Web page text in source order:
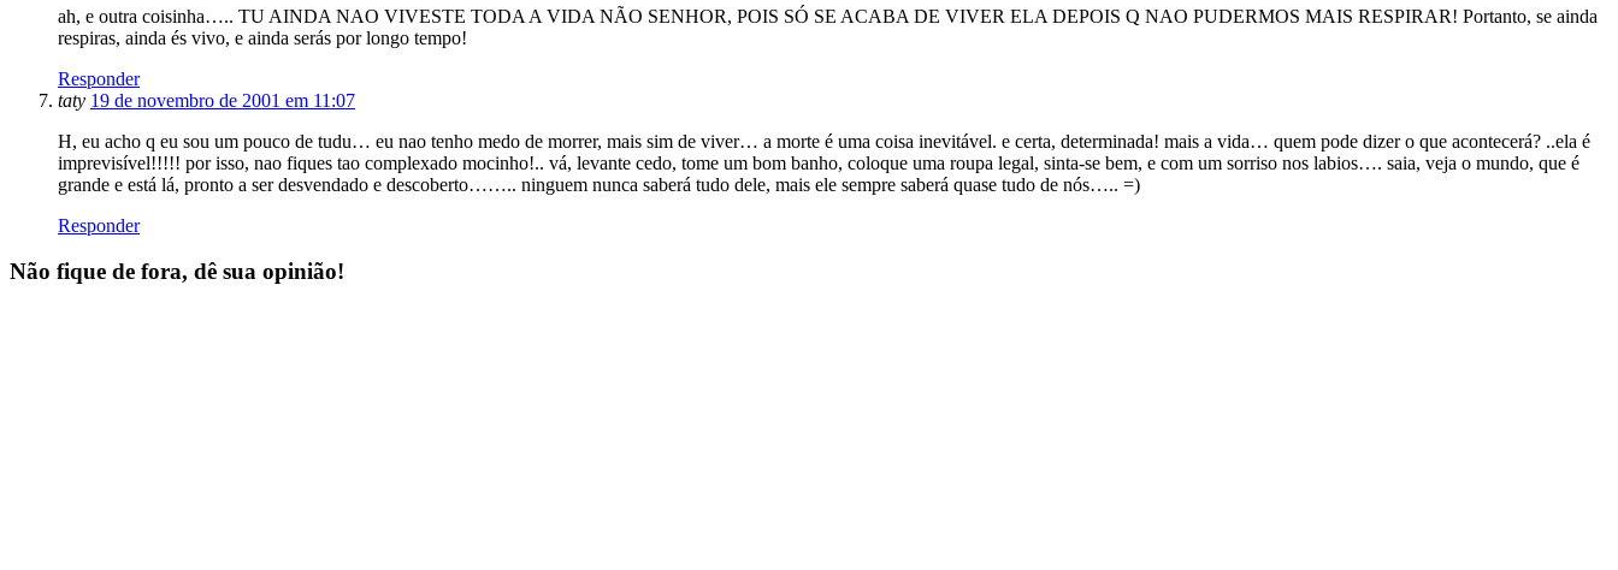
ah, e outra coisinha….. TU AINDA NAO VIVESTE TODA A VIDA NÃO SENHOR, POIS SÓ SE ACABA DE VIVER ELA DEPOIS Q NAO PUDERMOS MAIS RESPIRAR! Portanto, se ainda
respiras, ainda és vivo, e ainda serás por longo tempo!
Responder
taty 19 de novembro de 2001 em 11:07
H, eu acho q eu sou um pouco de tudu… eu nao tenho medo de morrer, mais sim de viver… a morte é uma coisa inevitável. e certa, determinada! mais a vida… quem pode dizer o que acontecerá? ..ela é
imprevisível!!!!! por isso, nao fiques tao complexado mocinho!.. vá, levante cedo, tome um bom banho, coloque uma roupa legal, sinta-se bem, e com um sorriso nos labios…. saia, veja o mundo, que é
grande e está lá, pronto a ser desvendado e descoberto…….. ninguem nunca saberá tudo dele, mais ele sempre saberá quase tudo de nós….. =)
Responder
Não fique de fora, dê sua opinião!